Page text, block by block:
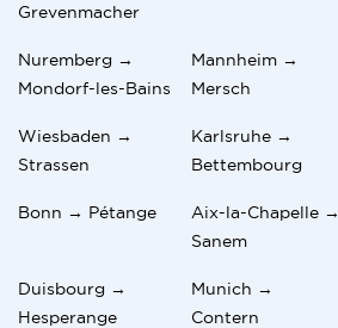
Grevenmacher
Nuremberg →
Mondorf-les-Bains
Mannheim →
Mersch
Wiesbaden →
Strassen
Karlsruhe →
Bettembourg
Bonn → Pétange
Aix-la-Chapelle →
Sanem
Duisbourg →
Hesperange
Munich →
Contern